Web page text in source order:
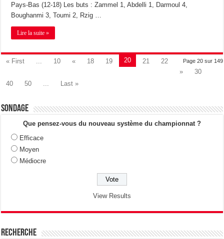
Pays-Bas (12-18) Les buts : Zammel 1, Abdelli 1, Darmoul 4,
Boughanmi 3, Toumi 2, Rzig …
Lire la suite »
Page 20 sur 149
« First ... 10 « 18 19 20 21
22
»
30
40
50 ... Last »
Sondage
Que pensez-vous du nouveau système du championnat ?
Efficace
Moyen
Médiocre
View Results
Recherche